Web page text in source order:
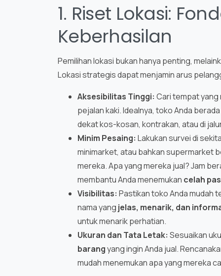
1. Riset Lokasi:
Keberhasilan
Pemilihan lokasi bukan hanya penting,
Lokasi strategis dapat menjamin arus
Aksesibilitas Tinggi: Cari tempat
pejalan kaki. Idealnya, toko Anda
dekat kos-kosan, kontrakan, atau di
Minim Pesaing: Lakukan survei di
minimarket, atau bahkan supermarket
mereka. Apa yang mereka jual? Jam
membantu Anda menemukan celah
Visibilitas: Pastikan toko Anda mudah
nama yang jelas, menarik, dan
untuk menarik perhatian.
Ukuran dan Tata Letak: Sesuaikan
barangyang ingin Anda jual.
mudah menemukan apa yang mereka